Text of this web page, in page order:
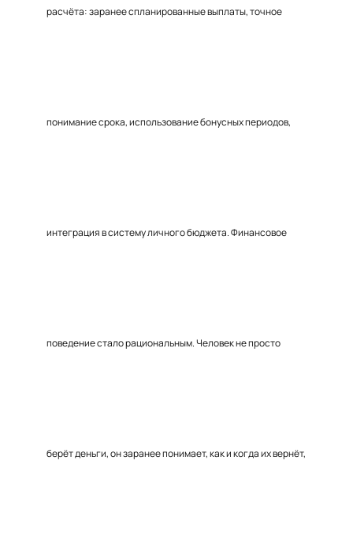
расчёта: заранее спланированные выплаты, точное
понимание срока, использование бонусных периодов,
интеграция в систему личного бюджета. Финансовое
поведение стало рациональным. Человек не просто
берёт деньги, он заранее понимает, как и когда их вернёт,